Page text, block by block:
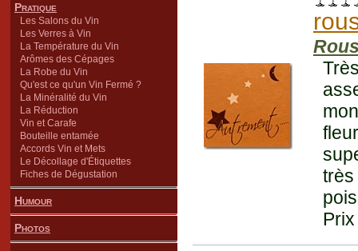
Pratique
Les Salons du Vin
Les Verres à Vin
La Température du Vin
Arômes des Cépages
La Robe du Vin
Qu'est ce qu'un Vin Fermé ?
La Minéralité du Vin
La Réduction
Vin et Carafe
Bouteille entamée
Accords Vin et Mets
Le Décollage d'Étiquettes
Fiches de Dégustation
Humour
Photos